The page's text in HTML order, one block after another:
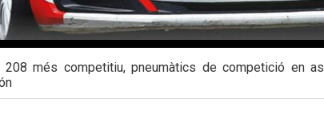
més competitiu, pneumàtics de competició en